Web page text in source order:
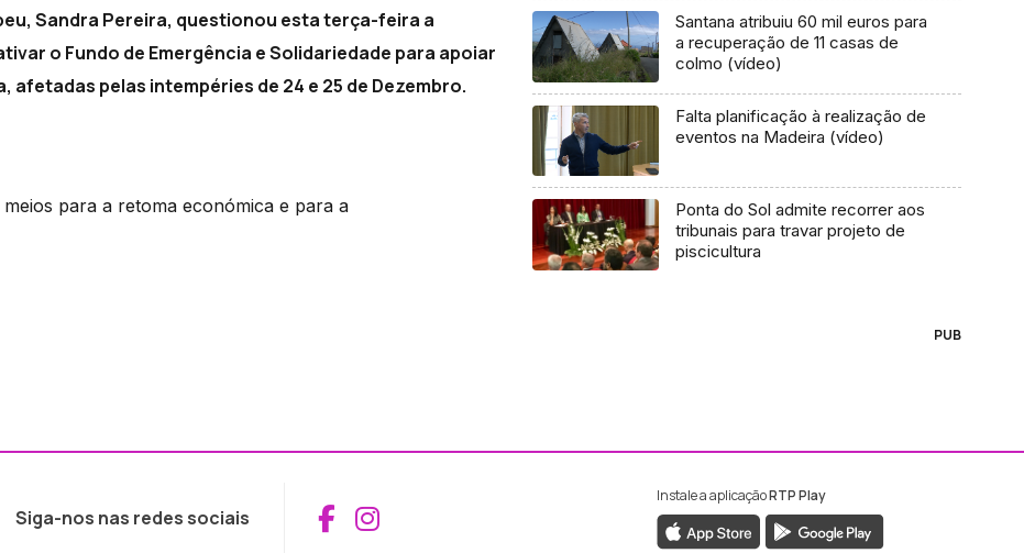
Sandra Pereira, questionou esta terça-feira a
o Fundo de Emergência e Solidariedade para apoiar
pelas intempéries de 24 e 25 de Dezembro.
para a retoma económica e para a
Santana atribuiu 60 mil euros para
a recuperação de 11 casas de
colmo (vídeo)
Falta planificação à realização de
eventos na Madeira (vídeo)
Ponta do Sol admite recorrer aos
tribunais para travar projeto de
piscicultura
PUB
Siga-nos nas redes sociais Aceder ao Facebook da RTP Madeira
Aceder ao Instagram da RTP Madeira
Instale a aplicaçãoRTP Play